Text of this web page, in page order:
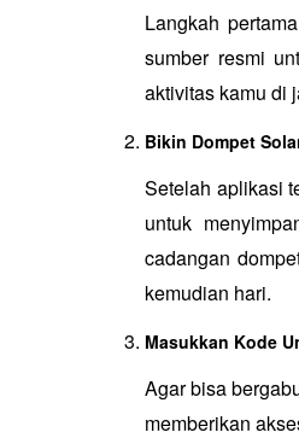
Langkah
sumber resmi
aktivitas kamu di
Bikin Dompet
Setelah aplikasi
untuk
cadangan
kemudian hari.
Masukkan Kode
Agar bisa
memberikan